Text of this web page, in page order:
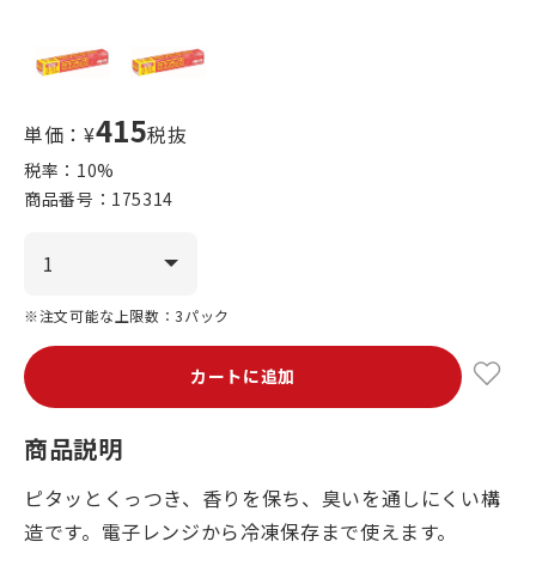
単価：¥415税抜
税率： 10%
商品番号： 175314
※注文可能な上限数：3パック
カートに追加
商品説明
ピタッとくっつき、香りを保ち、臭いを通しにくい構
造です。電子レンジから冷凍保存まで使えます。